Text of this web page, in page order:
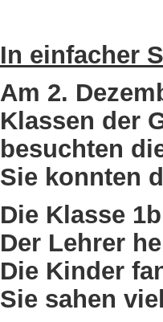
In einfacher
Am 2.
Klassen der
besuchten
Sie konnten
Die Klasse
Der Lehrer
Die Kinder
Sie sahen